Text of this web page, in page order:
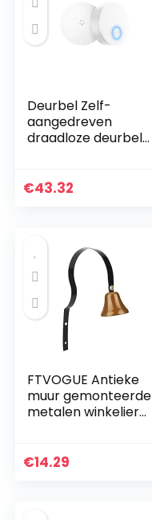
Deurbel Zelf-
aangedreven
draadloze deurbel
via-muur
off-geheugen
Waterdichte
deurbel
€43.32
FTVOGUE Antieke
muur gemonteerde
metalen winkeliers
€14.29